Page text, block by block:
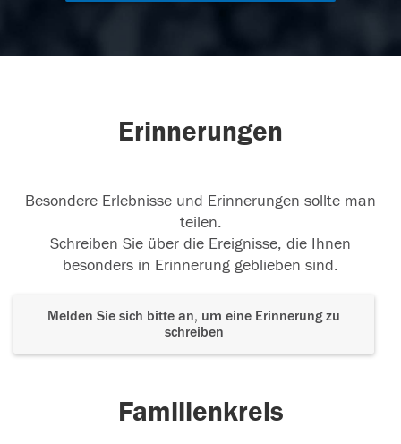
Erinnerungen
Besondere Erlebnisse und Erinnerungen sollte man
teilen.
Schreiben Sie über die Ereignisse, die Ihnen
besonders in Erinnerung geblieben sind.
Melden Sie sich bitte an, um eine Erinnerung zu
schreiben
Familienkreis